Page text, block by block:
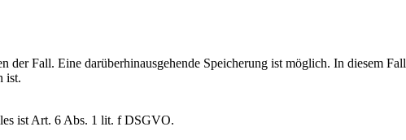
der Fall. Eine darüberhinausgehende Speicherung ist möglich. In diesem
ist.
ist Art. 6 Abs. 1 lit. f DSGVO.